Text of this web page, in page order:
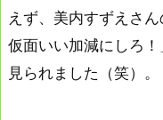
えず、美内すずえさ
仮面いい加減にしろ
見られました（笑）。